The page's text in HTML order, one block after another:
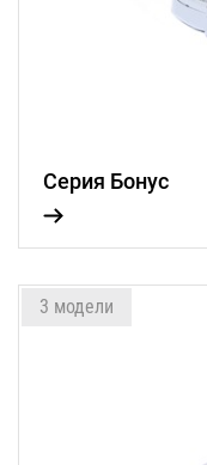
Серия Бонус
3 модели